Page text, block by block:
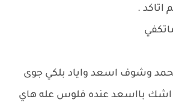
اتاكد .
وشوف اسعد واياد بلكي جوى
اشك بااسعد عنده فلوس عله هاي